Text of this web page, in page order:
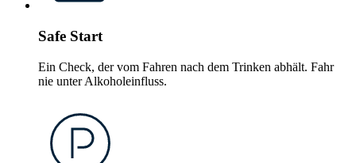
Safe Start
Ein Check, der vom Fahren nach dem Trinken abhält. Fahr
nie unter Alkoholeinfluss.